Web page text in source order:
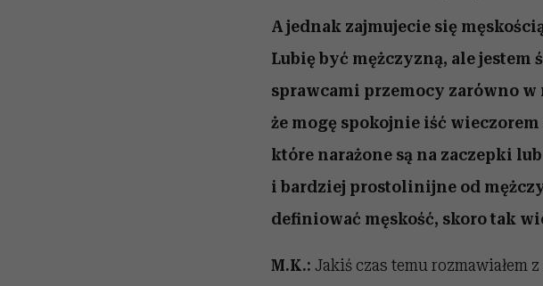
A jednak zajmujecie się
Lubię być mężczyzną, ale jestem
sprawcami przemocy zarówno w
że mogę spokojnie iść
które narażone są na zaczepki
i bardziej prostolinijne od
definiować męskość, skoro tak
M.K.: Jakiś czas temu rozmawiałem